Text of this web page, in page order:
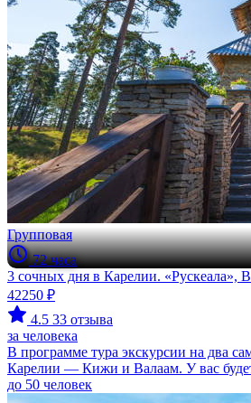
Групповая
72 часа
3 сочных дня в Карелии.
42250 ₽
4.5 33 отзыва
за человека
В программе тура экскурсии на два
Карелии — Кижи и Валаам. У вас
до 50 человек